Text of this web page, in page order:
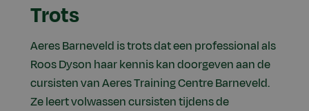
Trots
Aeres Barneveld is trots dat een professional als
Roos Dyson haar kennis kan doorgeven aan de
cursisten van Aeres Training Centre Barneveld.
Ze leert volwassen cursisten tijdens de